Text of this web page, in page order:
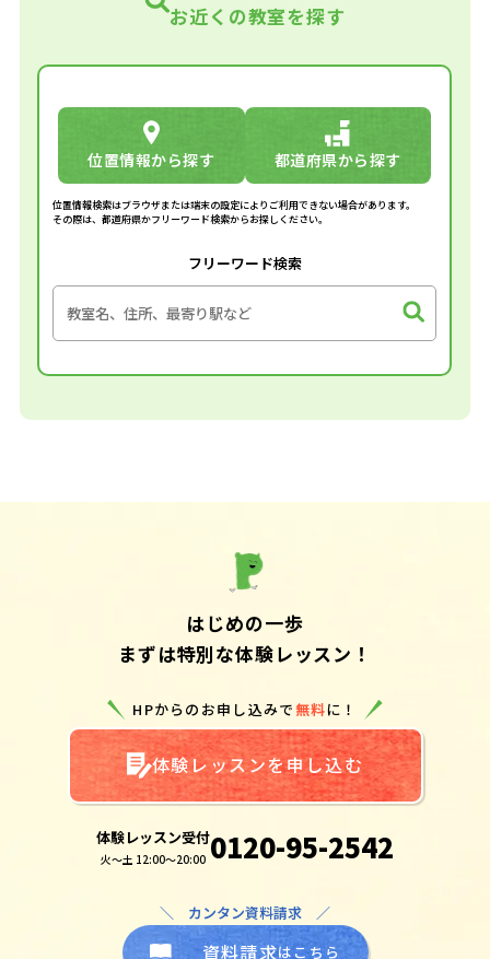
お近くの教室を探す
位置情報から探す 都道府県から探す
位置情報検索はブラウザまたは端末の設定によりご利用できない場合があります。
その際は、都道府県かフリーワード検索からお探しください。
フリーワード検索
はじめの一歩
まずは特別な体験レッスン！
HPからのお申し込みで無料に！
体験レッスンを申し込む
体験レッスン受付
火～土 12:00～20:00 0120-95-2542
＼ カンタン資料請求 ／
資料請求はこちら